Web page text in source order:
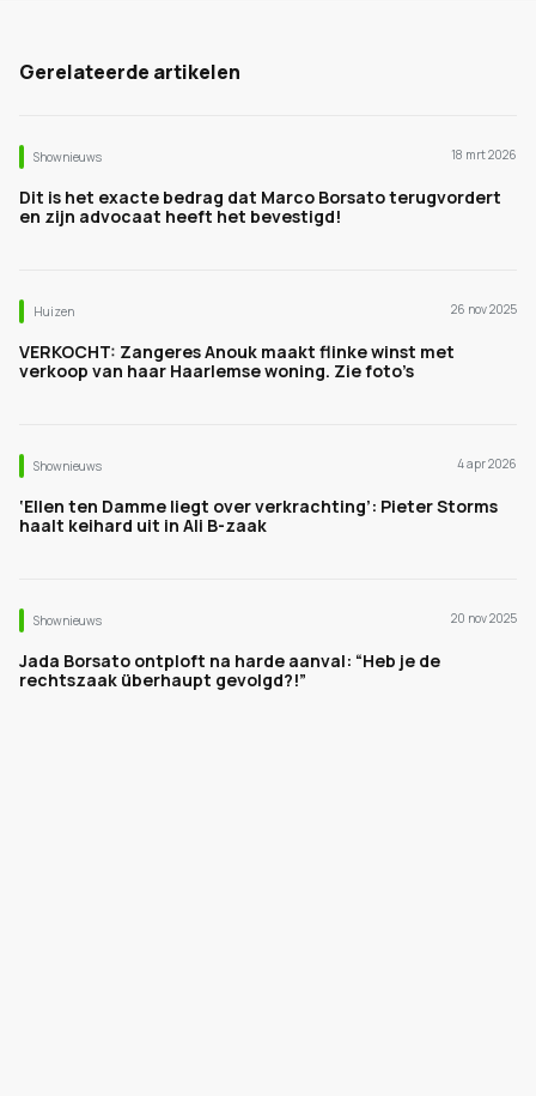
Gerelateerde artikelen
Shownieuws 18 mrt 2026
Dit is het exacte bedrag dat Marco Borsato terugvordert
en zijn advocaat heeft het bevestigd!
Huizen 26 nov 2025
VERKOCHT: Zangeres Anouk maakt flinke winst met
verkoop van haar Haarlemse woning. Zie foto’s
Shownieuws 4 apr 2026
‘Ellen ten Damme liegt over verkrachting’: Pieter Storms
haalt keihard uit in Ali B-zaak
Shownieuws 20 nov 2025
Jada Borsato ontploft na harde aanval: “Heb je de
rechtszaak überhaupt gevolgd?!”